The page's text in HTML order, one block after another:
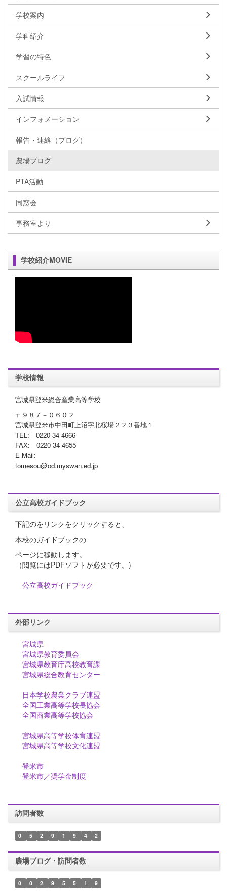
学校案内
学科紹介
学習の特色
スクールライフ
入試情報
インフォメーション
報告・連絡（ブログ）
農場ブログ
PTA活動
同窓会
事務室より
学校紹介MOVIE
学校情報
宮城県登米総合産業高等学校
〒９８７－０６０２
宮城県登米市中田町上沼字北桜場２２３番地１
TEL: 0220-34-4666
FAX: 0220-34-4655
E-Mail:
tomesou@od.myswan.ed.jp
公立高校ガイドブック
下記のをリンクをクリックすると、
本校のガイドブックの
ページに移動します。
（閲覧にはPDFソフトが必要です。)
公立高校ガイドブック
外部リンク
宮城県
宮城県教育委員会
宮城県教育庁高校教育課
宮城県総合教育センター
日本学校農業クラブ連盟
全国工業高等学校長協会
全国商業高等学校協会
宮城県高等学校体育連盟
宮城県高等学校文化連盟
登米市
登米市／奨学金制度
訪問者数
0 5 2 9 1 9 4 2
農場ブログ・訪問者数
0 0 2 9 5 5 1 9